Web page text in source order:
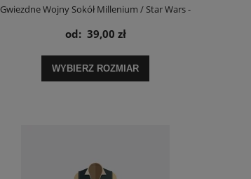
Gwiezdne Wojny Sokół Millenium / Star Wars -
plakat
od: 39,00 zł
WYBIERZ ROZMIAR